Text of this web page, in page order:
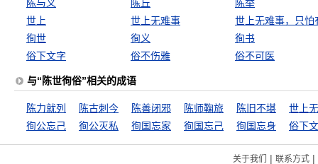
陈与义 陈丘
陈举
世上
世上无难事
徇世
徇义
徇书
俗下文字
俗不伤雅 俗不可医
与“陈世徇俗”相关的成语
陈力就列 陈古刺今 陈善闭邪 陈师鞠旅
陈旧不堪
徇公忘己
徇公灭私 徇国忘家 徇国忘己 徇国忘身 俗下
关于我们 | 联系方式|